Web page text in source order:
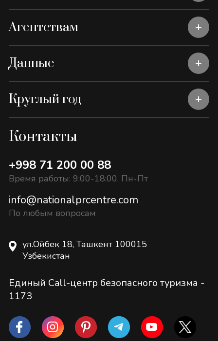
Агентствам
Данные
Круглый год
Контакты
+998 71 200 00 88
Время работы: 9:00-18:00, Пн-Пт
info@nationalprcentre.com
По любым вопросам
ул.Ойбек 18, Ташкент 100015
Узбекистан
Единый Call-центр безопасного туризма -
1173